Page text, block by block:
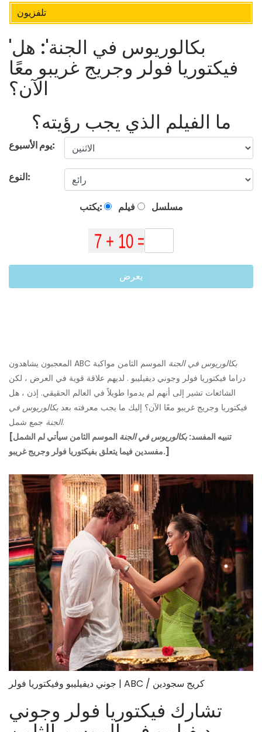
تلفزيون
'بكالوريوس في الجنة': هل
فيكتوريا فولر وجريج غريبو معًا
الآن؟
ما الفيلم الذي يجب رؤيته؟
يوم الأسبوع:
النوع:
يكتب: فيلم مسلسل
يعرض
المعجبون يشاهدون ABC بكالوريوس في الجنة الموسم الثامن مواكبة
دراما فيكتوريا فولر وجوني ديفيليبو . لديهم علاقة قوية في العرض ، لكن
الشائعات تشير إلى أنهم لم يدموا طويلاً في العالم الحقيقي. إذن ، هل
فيكتوريا وجريج غريبو معًا الآن؟ إليك ما يجب معرفته بعد بكالوريوس في
الجنةجمع شمل.
[تنبيه المفسد:بكالوريوس في الجنة الموسم الثامن سيأتي لم الشمل
مفسدين فيما يتعلق بفيكتوريا فولر وجريج غريبو.]
جوني ديفيليبو وفيكتوريا فولر | ABC / كريج سجودين
تشارك فيكتوريا فولر وجوني